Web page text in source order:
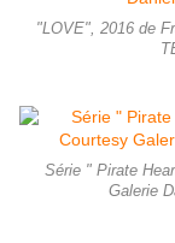
"LOVE", 2016 de
Série " Pirate
Galerie